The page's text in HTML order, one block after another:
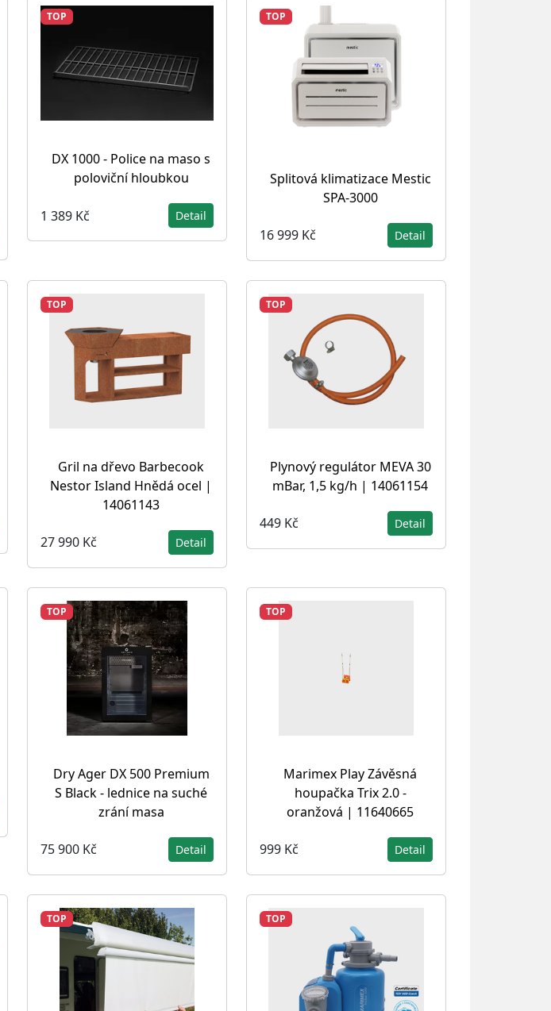
TOP
DX 1000 - Police na maso s
poloviční hloubkou
1 389 Kč Detail
TOP
Splitová klimatizace Mestic
SPA-3000
16 999 Kč Detail
TOP
Gril na dřevo Barbecook
Nestor Island Hnědá ocel |
14061143
27 990 Kč Detail
TOP
Plynový regulátor MEVA 30
mBar, 1,5 kg/h | 14061154
449 Kč Detail
TOP
Dry Ager DX 500 Premium
S Black - lednice na suché
zrání masa
75 900 Kč Detail
TOP
Marimex Play Závěsná
houpačka Trix 2.0 -
oranžová | 11640665
999 Kč Detail
TOP TOP